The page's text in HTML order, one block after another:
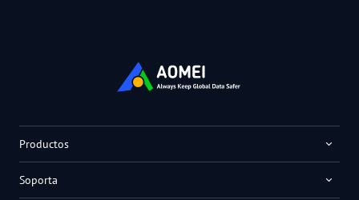
Productos
Soporta